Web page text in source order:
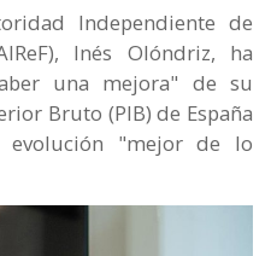
Independiente de
Inés Olóndriz, ha
una mejora" de su
Bruto (PIB) de España
evolución "mejor de lo